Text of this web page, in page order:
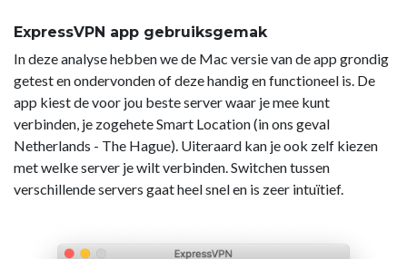
ExpressVPN app gebruiksgemak
In deze analyse hebben we de Mac versie van de app grondig
getest en ondervonden of deze handig en functioneel is. De
app kiest de voor jou beste server waar je mee kunt
verbinden, je zogehete Smart Location (in ons geval
Netherlands - The Hague). Uiteraard kan je ook zelf kiezen
met welke server je wilt verbinden. Switchen tussen
verschillende servers gaat heel snel en is zeer intuïtief.